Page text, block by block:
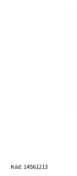
Kód: 14561213